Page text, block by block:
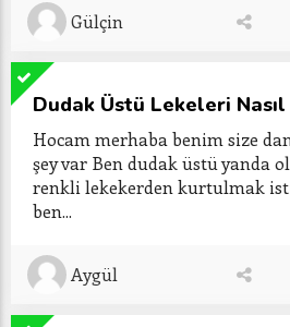
Gülçin
Dudak Üstü Lekeleri Nasıl
Hocam merhaba benim size
şey var Ben dudak üstü yanda
renkli lekekerden kurtulmak
ben...
Aygül